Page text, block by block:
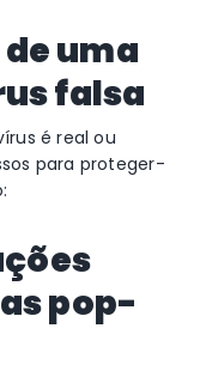
uma
falsa
é real ou
para proteger-
pop-